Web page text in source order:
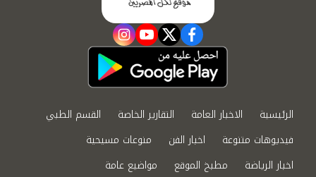
facebook
twitter
youtube
instagram
الرئيسية الاخبار العامة التقارير الخاصة
القسم الطبي
فيديوهات متنوعة
اخبار الفن
منوعات مسيحية
اخبار الرياضة
مطبخ الموقع مواضيع عامة